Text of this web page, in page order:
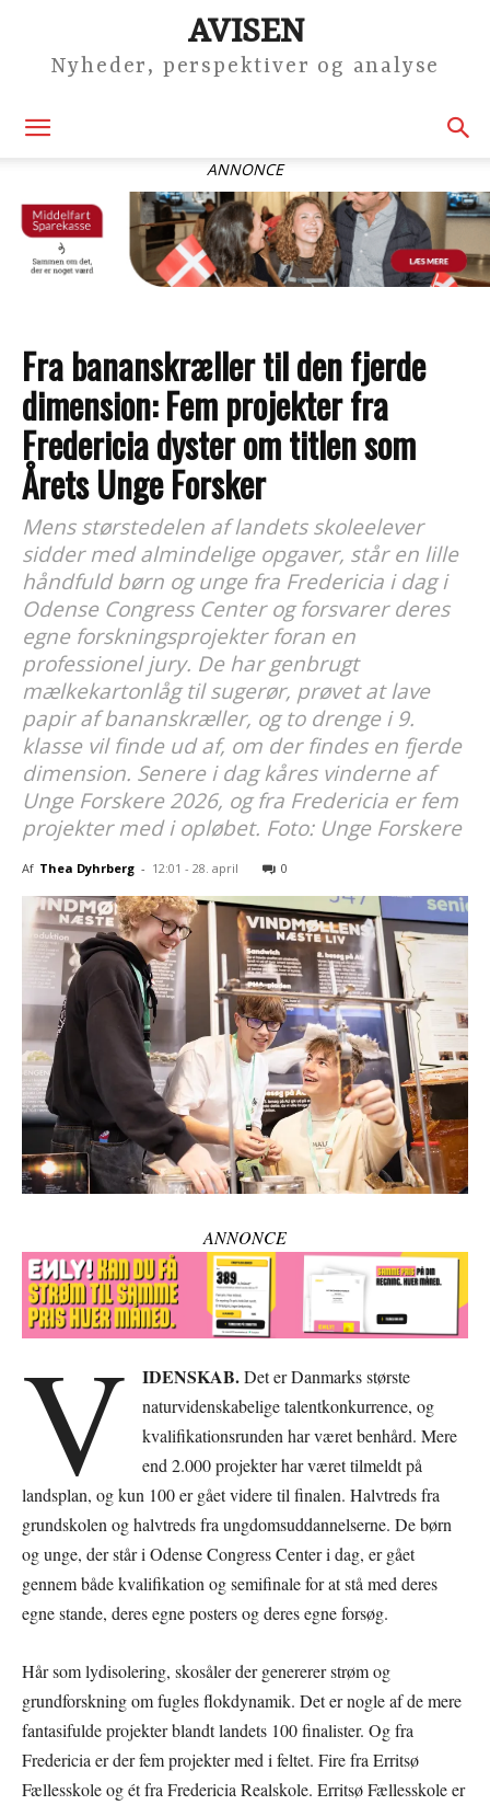
AVISEN
Nyheder, perspektiver og analyse
ANNONCE
Fra bananskræller til den fjerde
dimension: Fem projekter fra
Fredericia dyster om titlen som
Årets Unge Forsker
Mens størstedelen af landets skoleelever
sidder med almindelige opgaver, står en lille
håndfuld børn og unge fra Fredericia i dag i
Odense Congress Center og forsvarer deres
egne forskningsprojekter foran en
professionel jury. De har genbrugt
mælkekartonlåg til sugerør, prøvet at lave
papir af bananskræller, og to drenge i 9.
klasse vil finde ud af, om der findes en fjerde
dimension. Senere i dag kåres vinderne af
Unge Forskere 2026, og fra Fredericia er fem
projekter med i opløbet. Foto: Unge Forskere
Af Thea Dyhrberg - 12:01 - 28. april 0
ANNONCE
V IDENSKAB.Det er Danmarks største
naturvidenskabelige talentkonkurrence, og
kvalifikationsrunden har været benhård. Mere
end 2.000 projekter har været tilmeldt på
landsplan, og kun 100 er gået videre til finalen. Halvtreds fra
grundskolen og halvtreds fra ungdomsuddannelserne. De børn
og unge, der står i Odense Congress Center i dag, er gået
gennem både kvalifikation og semifinale for at stå med deres
egne stande, deres egne posters og deres egne forsøg.
Hår som lydisolering, skosåler der genererer strøm og
grundforskning om fugles flokdynamik. Det er nogle af de mere
fantasifulde projekter blandt landets 100 finalister. Og fra
Fredericia er der fem projekter med i feltet. Fire fra Erritsø
Fællesskole og ét fra Fredericia Realskole. Erritsø Fællesskole er